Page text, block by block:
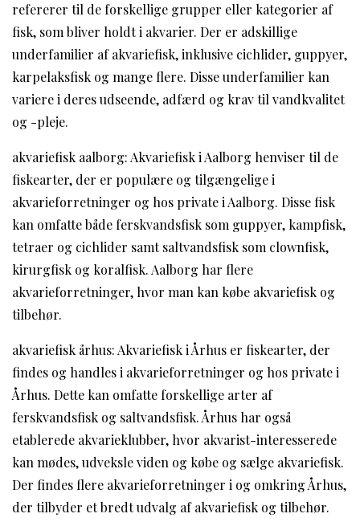
refererer til de forskellige grupper eller kategorier af
fisk, som bliver holdt i akvarier. Der er adskillige
underfamilier af akvariefisk, inklusive cichlider, guppyer,
karpelaksfisk og mange flere. Disse underfamilier kan
variere i deres udseende, adfærd og krav til vandkvalitet
og -pleje.
akvariefisk aalborg: Akvariefisk i Aalborg henviser til de
fiskearter, der er populære og tilgængelige i
akvarieforretninger og hos private i Aalborg. Disse fisk
kan omfatte både ferskvandsfisk som guppyer, kampfisk,
tetraer og cichlider samt saltvandsfisk som clownfisk,
kirurgfisk og koralfisk. Aalborg har flere
akvarieforretninger, hvor man kan købe akvariefisk og
tilbehør.
akvariefisk århus: Akvariefisk i Århus er fiskearter, der
findes og handles i akvarieforretninger og hos private i
Århus. Dette kan omfatte forskellige arter af
ferskvandsfisk og saltvandsfisk. Århus har også
etablerede akvarieklubber, hvor akvarist-interesserede
kan mødes, udveksle viden og købe og sælge akvariefisk.
Der findes flere akvarieforretninger i og omkring Århus,
der tilbyder et bredt udvalg af akvariefisk og tilbehør.